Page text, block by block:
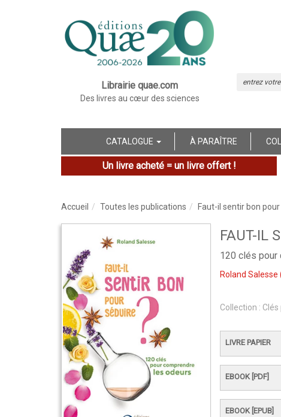
Librairie quae.com
Des livres au cœur des sciences
CATALOGUE À PARAÎTRE
Un livre acheté = un livre offert !
Accueil Toutes les publications Faut-il sentir bon pour
FAUT-IL
120 clés pour
Roland Salesse
Collection :
LIVRE PAPIER
EBOOK [PDF]
EBOOK [EPUB]